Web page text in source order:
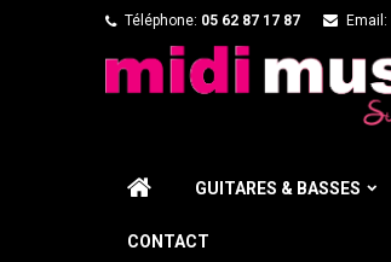
Téléphone: 05 62 87 17 87 Email:
GUITARES & BASSES
CONTACT